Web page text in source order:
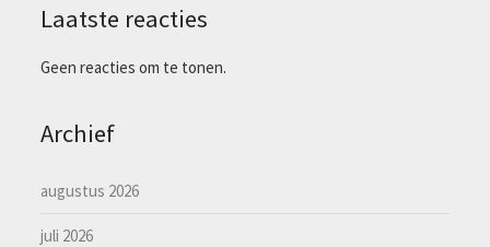
Laatste reacties
Geen reacties om te tonen.
Archief
augustus 2026
juli 2026